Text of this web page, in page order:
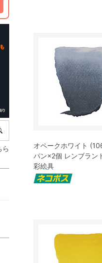
ら
オペークホワイト
パン×2個 レンブラン
彩絵具